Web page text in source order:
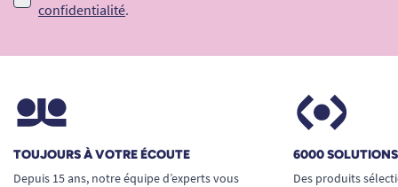
confidentialité.
TOUJOURS À VOTRE ÉCOUTE
Depuis 15 ans, notre équipe d’experts vous
6000
Des produits